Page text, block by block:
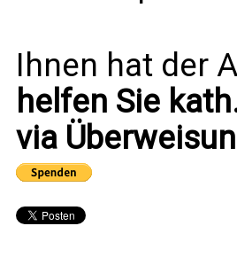
Ihnen hat der
helfen Sie
via